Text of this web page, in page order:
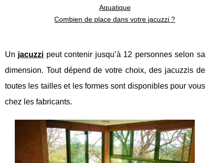
Aquatique
Combien de place dans votre jacuzzi ?
Un jacuzzi peut contenir jusqu’à 12 personnes selon sa
dimension. Tout dépend de votre choix, des jacuzzis de
toutes les tailles et les formes sont disponibles pour vous
chez les fabricants.